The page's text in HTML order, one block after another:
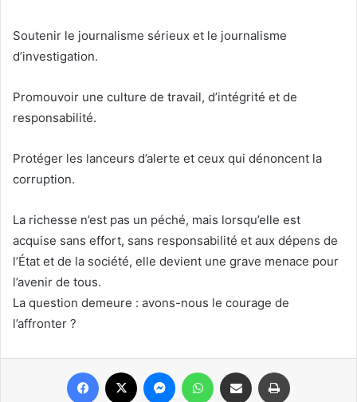
Soutenir le journalisme sérieux et le journalisme
d’investigation.
Promouvoir une culture de travail, d’intégrité et de
responsabilité.
Protéger les lanceurs d’alerte et ceux qui dénoncent la
corruption.
La richesse n’est pas un péché, mais lorsqu’elle est
acquise sans effort, sans responsabilité et aux dépens de
l’État et de la société, elle devient une grave menace pour
l’avenir de tous.
La question demeure : avons-nous le courage de
l’affronter ?
Facebook MessengerWhatsAppShare via Email